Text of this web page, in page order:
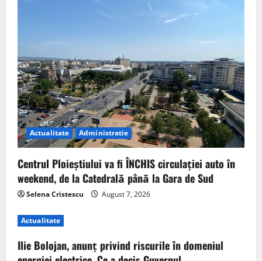
Actualitate Administratie
Centrul Ploieștiului va fi ÎNCHIS circulației auto în
weekend, de la Catedrală până la Gara de Sud
Selena Cristescu August 7, 2026
Actualitate
Ilie Bolojan, anunț privind riscurile în domeniul